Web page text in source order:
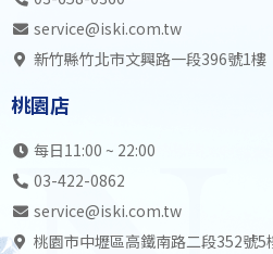
service@iski.com.tw
新竹縣竹北市文興路一段396號1樓
桃園店
每日11:00 ~ 22:00
03-422-0862
service@iski.com.tw
桃園市中壢區高鐵南路二段352號